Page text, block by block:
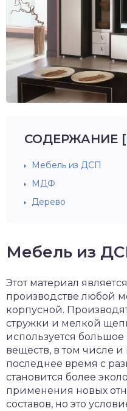
СОДЕРЖАНИЕ [
Мебель из ДСП
МДФ
Дерево
Мебель из
Этот материал
производстве любой
корпусной.
стружки и мелкой
используется
веществ, в том числе
последнее время с
становится более
применения новых
составов, но это